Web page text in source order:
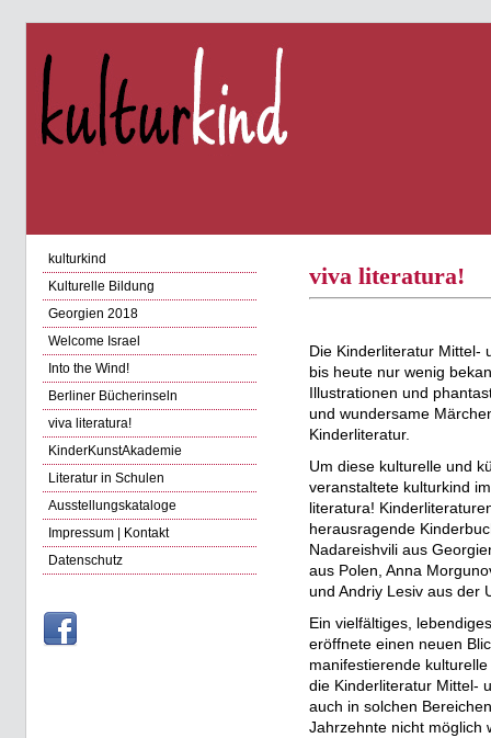
kulturkind
Kulturelle Bildung
Georgien 2018
Welcome Israel
Into the Wind!
Berliner Bücherinseln
viva literatura!
KinderKunstAkademie
Literatur in Schulen
Ausstellungskataloge
Impressum | Kontakt
Datenschutz
viva literatura!
Die Kinderliteratur Mittel-
bis heute nur wenig
Illustrationen und
und wundersame
Kinderliteratur.
Um diese kulturelle und
veranstaltete kulturkind
literatura!
herausragende
Nadareishvili aus
aus Polen, Anna
und Andriy Lesiv aus der
Ein vielfältiges,
eröffnete einen neuen
manifestierende
die Kinderliteratur Mittel-
auch in solchen
Jahrzehnte nicht möglich